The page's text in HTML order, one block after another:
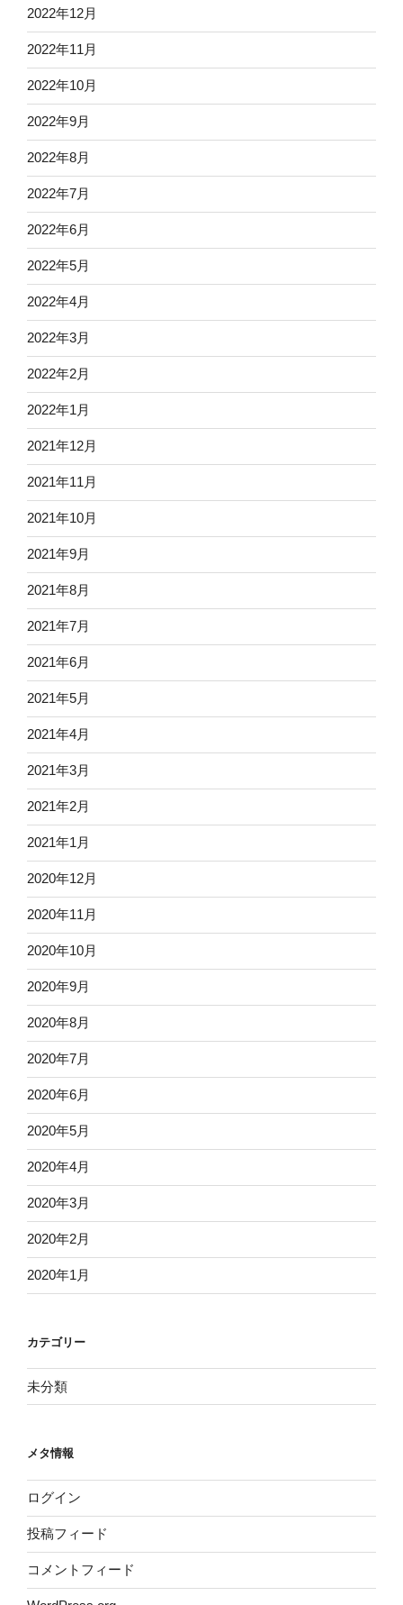
2022年12月
2022年11月
2022年10月
2022年9月
2022年8月
2022年7月
2022年6月
2022年5月
2022年4月
2022年3月
2022年2月
2022年1月
2021年12月
2021年11月
2021年10月
2021年9月
2021年8月
2021年7月
2021年6月
2021年5月
2021年4月
2021年3月
2021年2月
2021年1月
2020年12月
2020年11月
2020年10月
2020年9月
2020年8月
2020年7月
2020年6月
2020年5月
2020年4月
2020年3月
2020年2月
2020年1月
カテゴリー
未分類
メタ情報
ログイン
投稿フィード
コメントフィード